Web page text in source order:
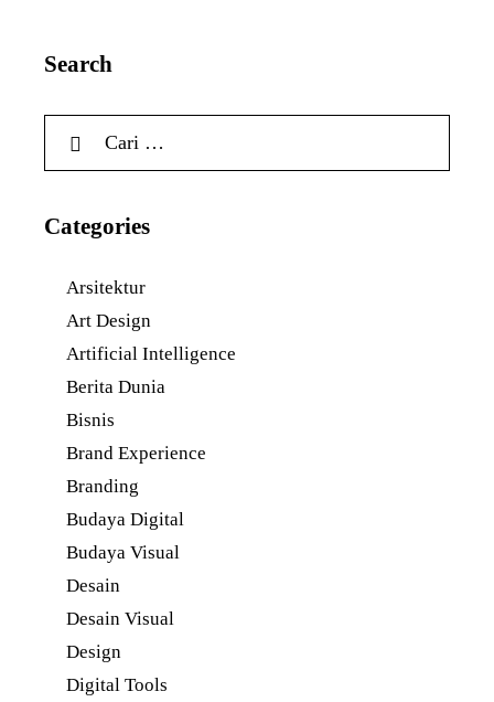
Search
Categories
Arsitektur
Art Design
Artificial Intelligence
Berita Dunia
Bisnis
Brand Experience
Branding
Budaya Digital
Budaya Visual
Desain
Desain Visual
Design
Digital Tools